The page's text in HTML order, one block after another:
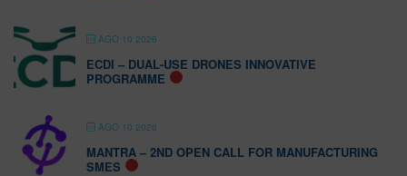
AGO 10 2026
ECDI – DUAL-USE DRONES INNOVATIVE
PROGRAMME
AGO 10 2026
MANTRA – 2ND OPEN CALL FOR MANUFACTURING
SMES